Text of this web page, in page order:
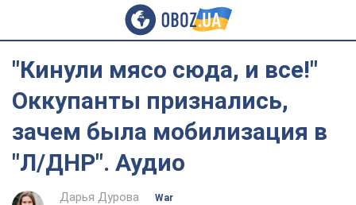
"Кинули мясо сюда, и все!"
Оккупанты признались,
зачем была мобилизация в
"Л/ДНР". Аудио
Дарья Дурова
War